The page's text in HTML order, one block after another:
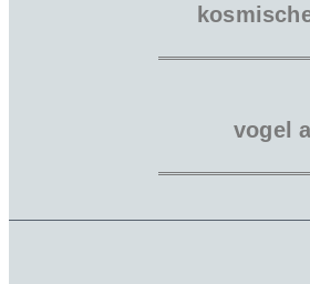
vogel